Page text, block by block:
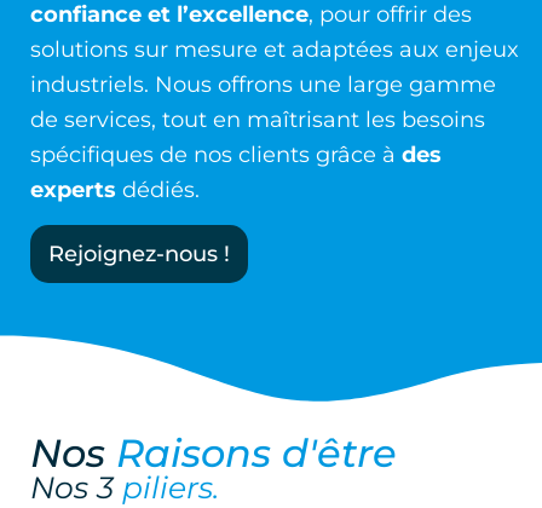
confiance et l’excellence, pour offrir des
solutions sur mesure et adaptées aux enjeux
industriels. Nous offrons une large gamme
de services, tout en maîtrisant les besoins
spécifiques de nos clients grâce à des
experts dédiés.
Rejoignez-nous !
Nos Raisons d'être
Nos 3 piliers.